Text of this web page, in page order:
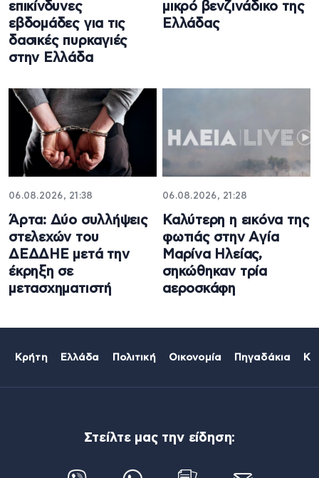
επικίνδυνες
εβδομάδες για τις
δασικές πυρκαγιές
στην Ελλάδα
μικρό βενζινάδικο της
Ελλάδας
06.08.2026, 21:38
Άρτα: Δύο συλλήψεις
στελεχών του
ΔΕΔΔΗΕ μετά την
έκρηξη σε
μετασχηματιστή
06.08.2026, 21:28
Καλύτερη η εικόνα της
φωτιάς στην Aγία
Μαρίνα Ηλείας,
σηκώθηκαν τρία
αεροσκάφη
Κρήτη Ελλάδα Πολιτική Οικονομία Πηγαδάκια
Στείλτε μας την είδηση: